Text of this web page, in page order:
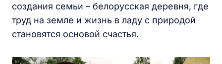
создания семьи – белорусская деревня, где
труд на земле и жизнь в ладу с природой
становятся основой счастья.